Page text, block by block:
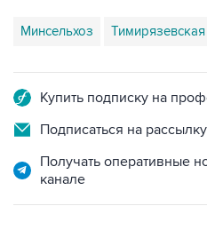
Минсельхоз
Купить подписку на
Подписаться на
Получать оперативные
канале